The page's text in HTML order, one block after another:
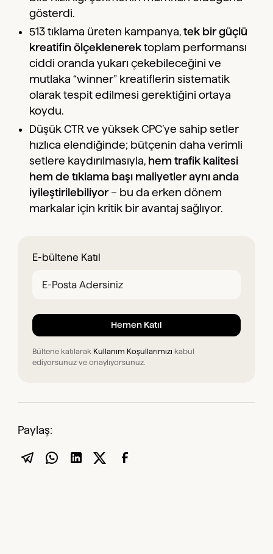
gösterdi.
513 tıklama üreten kampanya,tek bir güçlü
kreatifin ölçeklenerek toplam performansı
ciddi oranda yukarı çekebileceğini ve
mutlaka “winner” kreatiflerin sistematik
olarak tespit edilmesi gerektiğini ortaya
koydu.
Düşük CTR ve yüksek CPC’ye sahip setler
hızlıca elendiğinde; bütçenin daha verimli
setlere kaydırılmasıyla, hem trafik kalitesi
hem de tıklama başı maliyetler aynı anda
iyileştirilebiliyor– bu da erken dönem
markalar için kritik bir avantaj sağlıyor.
E-bültene Katıl
Bültene katılarak Kullanım Koşullarımızı kabul
ediyorsunuz ve onaylıyorsunuz.
Paylaş: